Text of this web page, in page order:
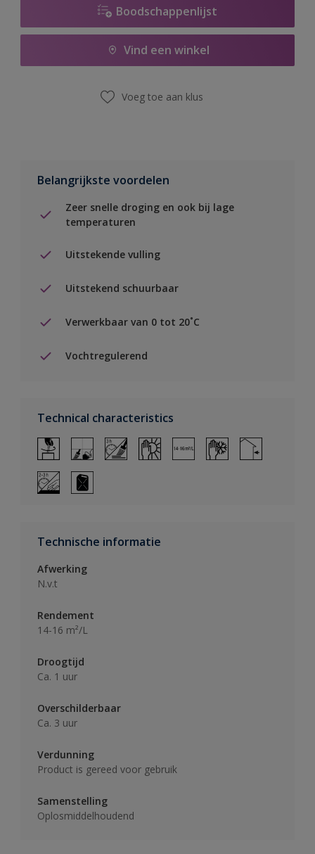
Boodschappenlijst
Vind een winkel
Voeg toe aan klus
Belangrijkste voordelen
Zeer snelle droging en ook bij lage
temperaturen
Uitstekende vulling
Uitstekend schuurbaar
Verwerkbaar van 0 tot 20˚C
Vochtregulerend
Technical characteristics
Technische informatie
Afwerking
N.v.t
Rendement
14-16 m²/L
Droogtijd
Ca. 1 uur
Overschilderbaar
Ca. 3 uur
Verdunning
Product is gereed voor gebruik
Samenstelling
Oplosmiddelhoudend